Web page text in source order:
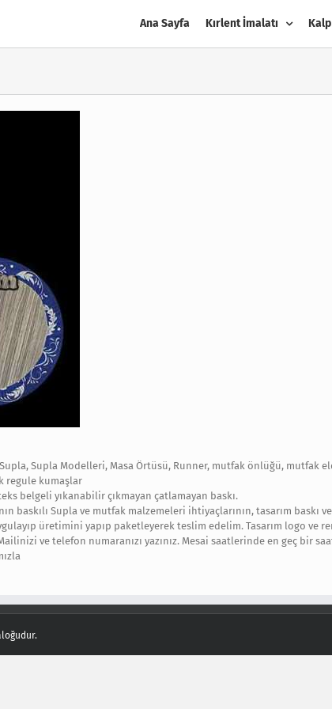
Ana Sayfa Kırlent İmalatı
Supla Modelleri, Masa Örtüsü, Runner, mutfak önlüğü, mutfak
regule kumaşlar
belgeli yıkanabilir çıkmayan çatlamayan baskı.
baskılı Supla ve mutfak malzemeleri ihtiyaçlarının, tasarım baskı
üretimini yapıp paketleyerek teslim edelim. Tasarım logo
ve telefon numaranızı yazınız. Mesai saatlerinde en geç bir